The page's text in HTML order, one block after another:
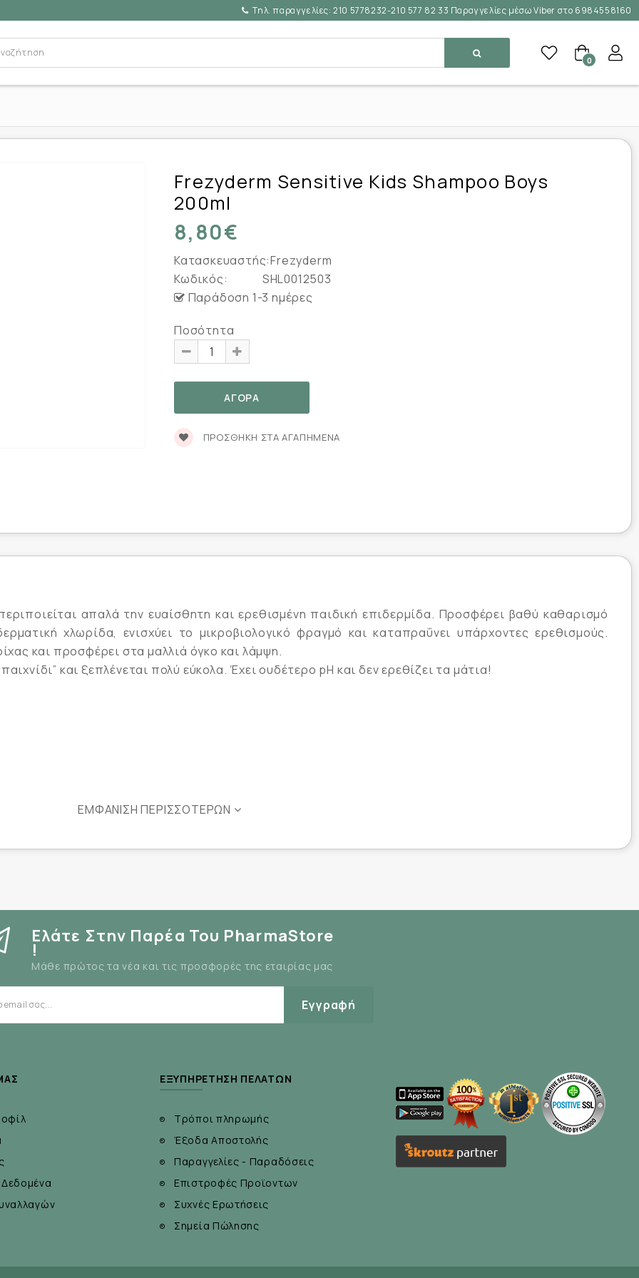
Τηλ. παραγγελίες:210 5778232-210 577 82 33 Παραγγελίες μέσω Viber στο 6984558160
0
Frezyderm Sensitive Kids Shampoo Boys
200ml
8,80€
Κατασκευαστής:Frezyderm
Κωδικός:
SHL0012503
Παράδοση 1-3 ημέρες
Ποσότητα
ΠΡΟΣΘΉΚΗ ΣΤΑ ΑΓΑΠΗΜΈΝΑ
απαλά την ευαίσθητη και ερεθισμένη παιδική επιδερμίδα. Προσφέρει βαθύ καθαρισμό
χλωρίδα, ενισχύει το μικροβιολογικό φραγμό και καταπραΰνει υπάρχοντες ερεθισμούς.
και προσφέρει στα μαλλιά όγκο και λάμψη.
και ξεπλένεται πολύ εύκολα. Έχει ουδέτερο pH και δεν ερεθίζει τα μάτια!
της
του
ΕΜΦΆΝΙΣΗ ΠΕΡΙΣΣΌΤΕΡΩΝ
Ελάτε Στην Παρέα Του PharmaStore
!
Μάθε πρώτος τα νέα και τις προσφορές της εταιρίας μας
Εγγραφή
ΕΞΥΠΗΡΈΤΗΣΗ ΠΕΛΑΤΏΝ
Τρόποι πληρωμής
Έξοδα Αποστολής
Παραγγελίες - Παραδόσεις
Επιστροφές Προϊοντων
Συχνές Ερωτήσεις
Σημεία Πώλησης